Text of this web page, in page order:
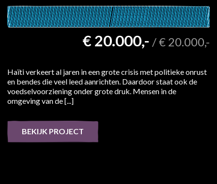
€ 20.000,- /€ 20.000,-
Haïti verkeert al jaren in een grote crisis met politieke onrust
en bendes die veel leed aanrichten. Daardoor staat ook de
voedselvoorziening onder grote druk. Mensen in de
omgeving van de [...]
BEKIJK PROJECT